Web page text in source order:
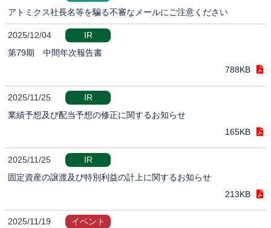
アトミクス社長名等を騙る不審なメールにご注意ください
2025/12/04
IR
第79期 中間年次報告書
788KB
2025/11/25
IR
業績予想及び配当予想の修正に関するお知らせ
165KB
2025/11/25
IR
固定資産の譲渡及び特別利益の計上に関するお知らせ
213KB
2025/11/19
イベント